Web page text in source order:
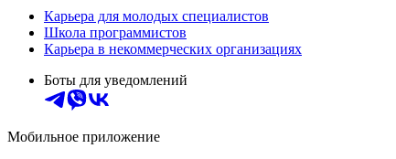
Карьера для молодых специалистов
Школа программистов
Карьера в некоммерческих организациях
Боты для уведомлений
Мобильное приложение